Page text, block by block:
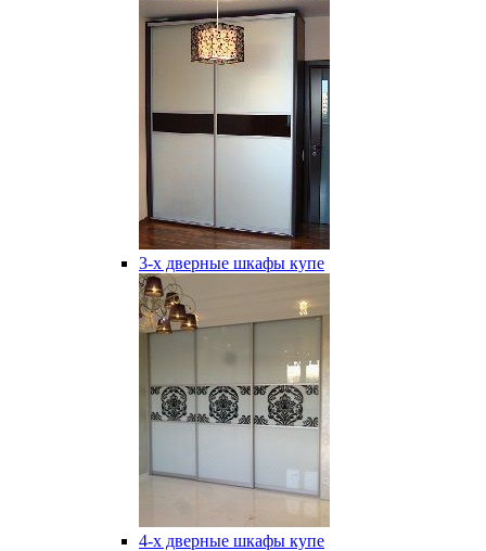
3-х дверные шкафы купе
4-х дверные шкафы купе